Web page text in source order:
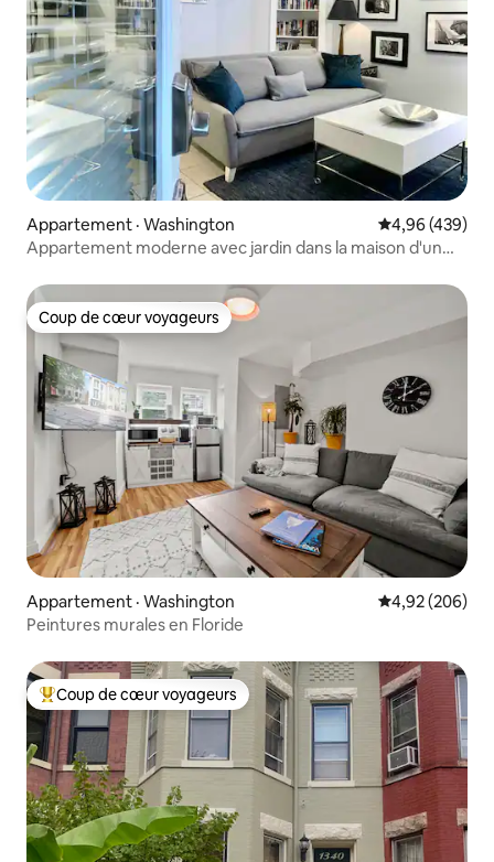
Appartement · Washington Note
4,96 (439)
Appartement moderne avec jardin dans la maison d'un
Coup de cœur voyageurs
Coup de cœur voyageurs
Appartement · Washington Note
4,92 (206)
Peintures murales en Floride
Coup de cœur voyageurs parmi les plus aimés
Coup de cœur voyageurs